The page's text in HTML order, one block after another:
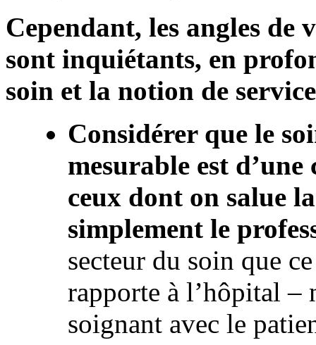
Cependant, les angles
sont inquiétants, en
soin et la notion de
Considérer que le
mesurable est
ceux dont on salue
simplement le
secteur du soin que
rapporte à l’hôpital –
soignant avec le